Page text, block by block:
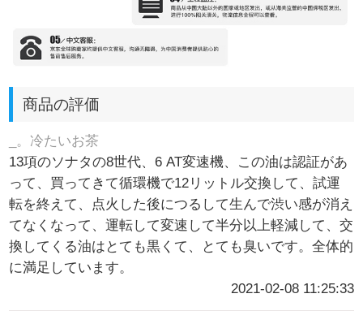
商品の評価
_。冷たいお茶
13項のソナタの8世代、6 AT変速機、この油は認証があ
って、買ってきて循環機で12リットル交換して、試運
転を終えて、点火した後につるして生んで渋い感が消え
てなくなって、運転して変速して半分以上軽減して、交
換してくる油はとても黒くて、とても臭いです。全体的
に満足しています。
2021-02-08 11:25:33